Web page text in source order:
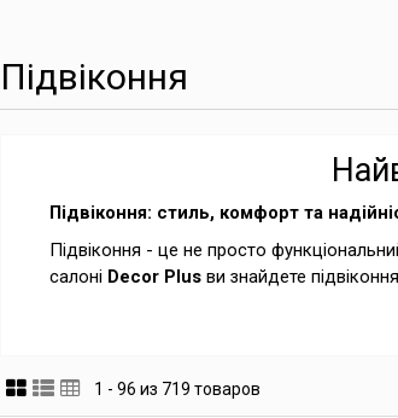
Підвіконня
Підвіконня: стиль, комфорт та
Підвіконня - це не просто
салоні Decor Plus ви знайдете
1 - 96 из 719 товаров